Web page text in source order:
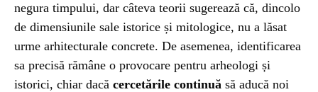
negura timpului, dar câteva teorii sugerează că, dincolo
de dimensiunile sale istorice și mitologice, nu a lăsat
urme arhitecturale concrete. De asemenea, identificarea
sa precisă rămâne o provocare pentru arheologi și
istorici, chiar dacă cercetările continuă să aducă noi